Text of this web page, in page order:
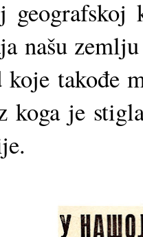
našu
koje takođe
koga je